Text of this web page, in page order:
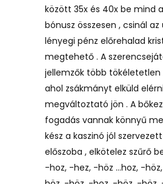
között 35x és 40x be mind
bónusz összesen , csinál
lényegi pénz előrehalad
megtehető . A
jellemzők több tökéletetlen
ahol zsákmányt elküld
megváltoztató jön . A
fogadás vannak könnyű
kész a kaszinó jól
előszoba , elkötelez szűrő
-hoz, -hez, -höz …hoz, -